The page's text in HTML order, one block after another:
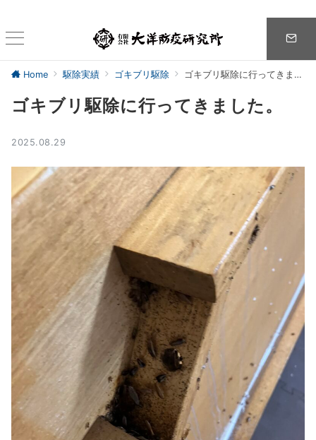
Home 駆除実績 ゴキブリ駆除 ゴキブリ駆除に行ってきました。
ゴキブリ駆除に行ってきました。
2025.08.29